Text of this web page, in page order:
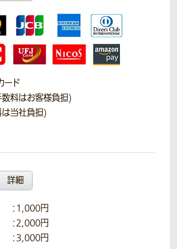
ード
料はお客様負担)
当社負担)
詳細
：1,000円
：2,000円
：3,000円